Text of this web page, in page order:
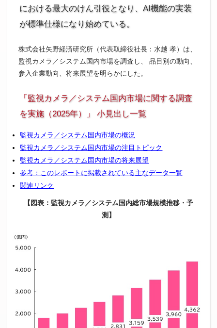
における最大のけん引役となり、AI機能の実装
が標準仕様になり始めている。
株式会社矢野経済研究所（代表取締役社長：水越 孝）は、
監視カメラ／システム国内市場を調査し、 品目別の動向、
参入企業動向、将来展望を明らかにした。
「監視カメラ／システム国内市場に関する調査
を実施（2025年）」 小見出し一覧
監視カメラ／システム国内市場の概況
監視カメラ／システム国内市場の注目トピック
監視カメラ／システム国内市場の将来展望
参考：このレポートに掲載されている主なデータ一覧
関連リンク
【図表：監視カメラ／システム国内総市場規模推移・予
測】